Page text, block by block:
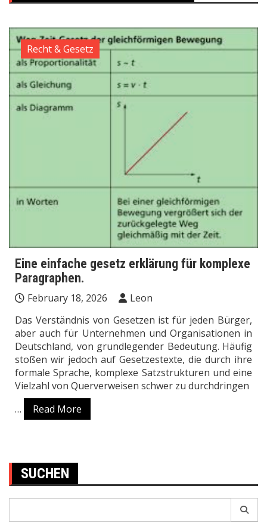
Recht & Gesetz
Eine einfache gesetz erklärung für komplexe
Paragraphen.
February 18, 2026
Leon
Das Verständnis von Gesetzen ist für jeden Bürger,
aber auch für Unternehmen und Organisationen in
Deutschland, von grundlegender Bedeutung. Häufig
stoßen wir jedoch auf Gesetzestexte, die durch ihre
formale Sprache, komplexe Satzstrukturen und eine
Vielzahl von Querverweisen schwer zu durchdringen
…
Read More
SUCHEN
for: